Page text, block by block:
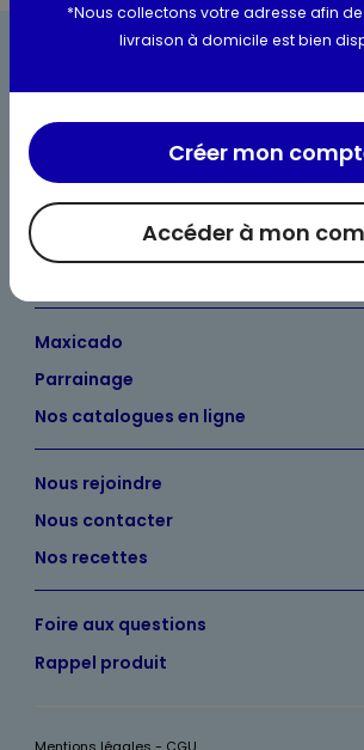
Bienvenue chez Maximo
Nos engagements
Maxicado
Parrainage
Nos catalogues en ligne
Nous rejoindre
Nous contacter
Nos recettes
Foire aux questions
Rappel produit
Mentions légales - CGU
*Nous collectons votre adresse afin
livraison à domicile est bien
Accéder à mon
Créer mon